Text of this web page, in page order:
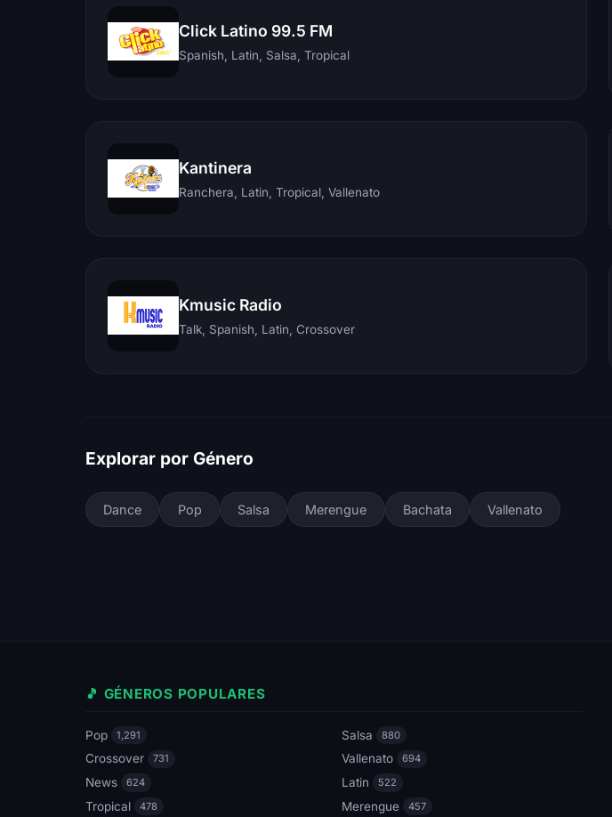
Click Latino 99.5 FM
Spanish, Latin, Salsa, Tropical
Kantinera
Ranchera, Latin, Tropical, Vallenato
Kmusic Radio
Talk, Spanish, Latin, Crossover
Explorar por Género
Dance Pop Salsa Merengue Bachata Vallenato
🎵 GÉNEROS POPULARES
Pop 1,291 Salsa 880
Crossover 731 Vallenato 694
News 624 Latin 522
Tropical 478 Merengue 457